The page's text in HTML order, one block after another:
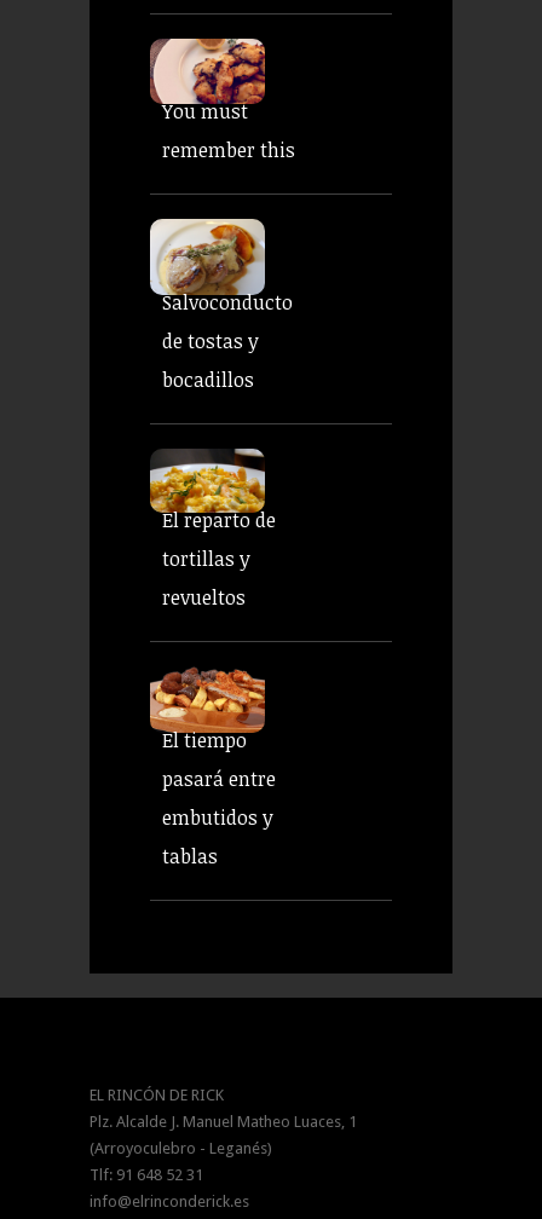
You must
remember this
Salvoconducto
de tostas y
bocadillos
El reparto de
tortillas y
revueltos
El tiempo
pasará entre
embutidos y
tablas
EL RINCÓN DE RICK
Plz. Alcalde J. Manuel Matheo Luaces, 1
(Arroyoculebro - Leganés)
Tlf: 91 648 52 31
info@elrinconderick.es